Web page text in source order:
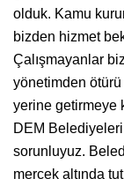
olduk. Kamu
bizden hizmet
Çalışmayanlar
yönetimden
yerine getirmeye
DEM
sorunluyuz.
mercek altında